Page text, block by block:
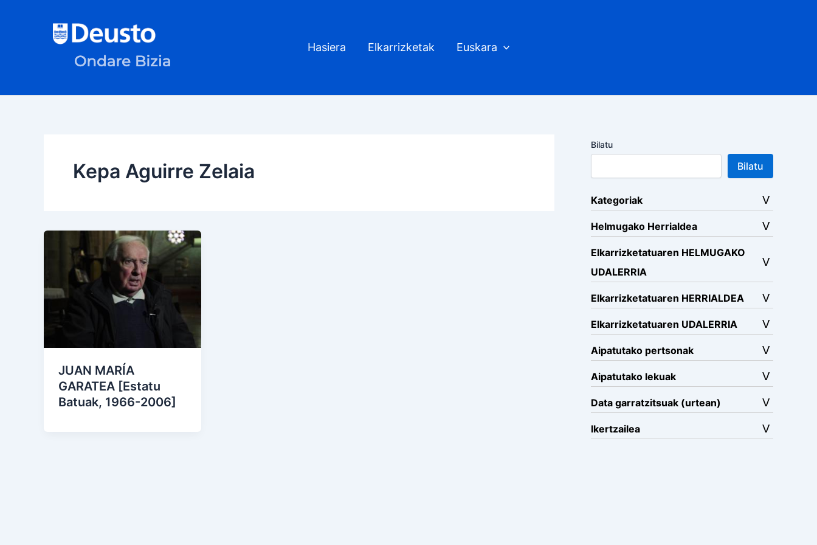
Hasiera Elkarrizketak Euskara
Kepa Aguirre Zelaia
JUAN MARÍA
GARATEA [Estatu
Batuak, 1966-2006]
Bilatu
Bilatu
Kategoriak
Helmugako Herrialdea
Elkarrizketatuaren HELMUGAKO
UDALERRIA
Elkarrizketatuaren HERRIALDEA
Elkarrizketatuaren UDALERRIA
Aipatutako pertsonak
Aipatutako lekuak
Data garratzitsuak (urtean)
Ikertzailea